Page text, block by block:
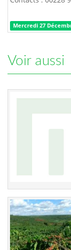
Mercredi 27
Voir aussi